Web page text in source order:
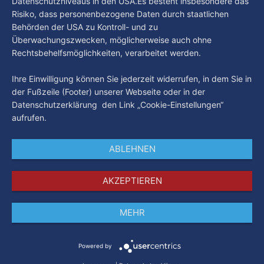
Datenschutz
Risiko, dass personenbezogene Daten durch staatlichen
Behörden der USA zu Kontroll- und zu
Überwachungszwecken, möglicherweise auch ohne
Rechtsbehelfsmöglichkeiten, verarbeitet werden.
Ihre Einwilligung können Sie jederzeit widerrufen, in dem Sie in
der Fußzeile (Footer) unserer Webseite oder in der
Datenschutzerklärung den Link „Cookie-Einstellungen“
aufrufen.
ABLEHNEN
AKZEPTIEREN
MEHR
Powered by